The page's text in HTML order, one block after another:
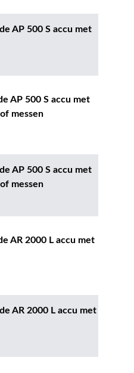
AP 500 S accu met
AP 500 S accu met
messen
AP 500 S accu met
messen
AR 2000 L accu met
AR 2000 L accu met